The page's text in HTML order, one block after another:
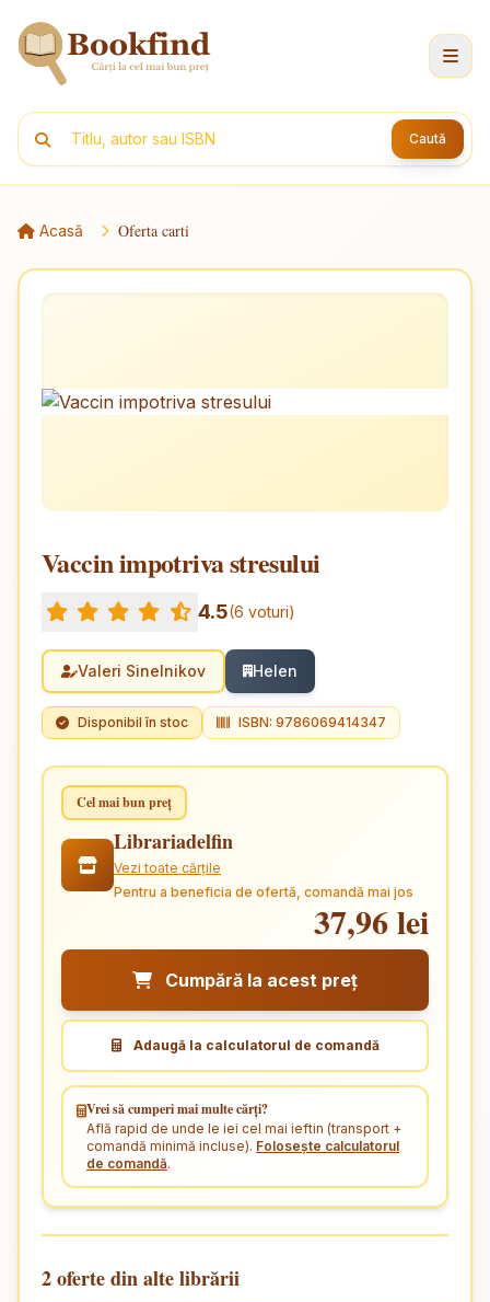
Caută
Acasă Oferta carti
Vaccin impotriva stresului
4.5(6 voturi)
Valeri Sinelnikov Helen
Disponibil în stoc ISBN: 9786069414347
Cel mai bun preț
Librariadelfin
Vezi toate cărțile
Pentru a beneficia de ofertă, comandă mai jos
37,96 lei
Cumpără la acest preț
Adaugă la calculatorul de comandă
Vrei să cumperi mai multe cărți?
Află rapid de unde le iei cel mai ieftin (transport +
comandă minimă incluse). Folosește calculatorul
de comandă.
2 oferte din alte librării